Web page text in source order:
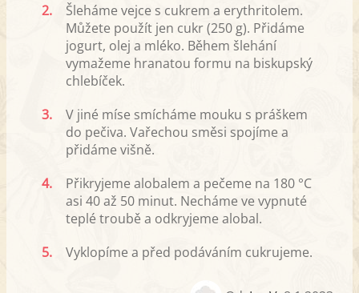
2.
Šleháme vejce s cukrem a erythritolem.
Můžete použít jen cukr (250 g). Přidáme
jogurt, olej a mléko. Během šlehání
vymažeme hranatou formu na biskupský
chlebíček.
3.
V jiné míse smícháme mouku s práškem
do pečiva. Vařechou směsi spojíme a
přidáme višně.
4.
Přikryjeme alobalem a pečeme na 180 °C
asi 40 až 50 minut. Necháme ve vypnuté
teplé troubě a odkryjeme alobal.
5.
Vyklopíme a před podáváním cukrujeme.